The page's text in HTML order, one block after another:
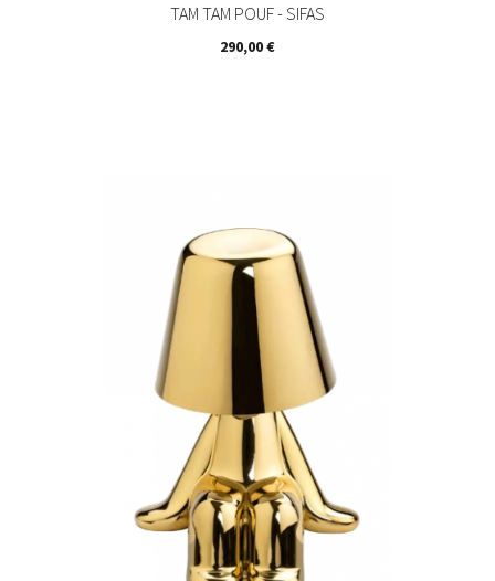
TAM TAM POUF - SIFAS
Prix
290,00 €